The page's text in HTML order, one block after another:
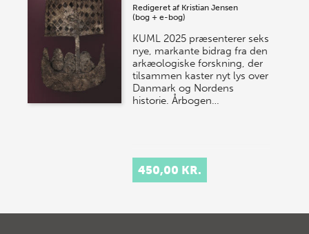
Redigeret af Kristian Jensen
(bog + e-bog)
KUML 2025 præsenterer seks
nye, markante bidrag fra den
arkæologiske forskning, der
tilsammen kaster nyt lys over
Danmark og Nordens
historie. Årbogen…
450,00 KR.